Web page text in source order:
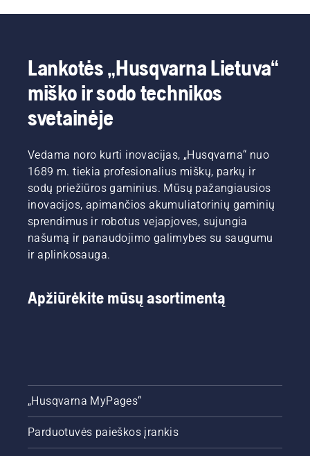
būtent
daryti, jei
gadina
išdžiuvę,
rudi
piktžolės?
Nesirūpinkite.
Pateikiame
nuoseklų
vadovą,
kaip
pasirūpinti
netolygiai
sužėlusia
patarimus,
laiku
veja
sėkmingai
augtų.
Prieš
darbus,
pirmiausia
peržiūrėkite
pagrindinius
mūsų
patarimus,
kurių
laikytis
sezoną,
kad veja
dėl
keleto
atsakymų.
Lankotės „Husqvarna Lietuva“
miško ir sodo technikos
svetainėje
Vedama noro kurti inovacijas, „Husqvarna“ nuo
1689 m. tiekia profesionalius miškų, parkų ir
sodų priežiūros gaminius. Mūsų pažangiausios
inovacijos, apimančios akumuliatorinių gaminių
sprendimus ir robotus vejapjoves, sujungia
našumą ir panaudojimo galimybes su saugumu
ir aplinkosauga.
Apžiūrėkite mūsų asortimentą
„Husqvarna MyPages“
Parduotuvės paieškos įrankis